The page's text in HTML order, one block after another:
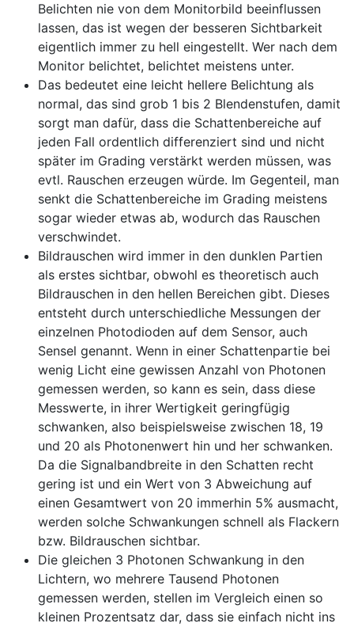
Belichten nie von dem Monitorbild beeinflussen
lassen, das ist wegen der besseren Sichtbarkeit
eigentlich immer zu hell eingestellt. Wer nach dem
Monitor belichtet, belichtet meistens unter.
Das bedeutet eine leicht hellere Belichtung als
normal, das sind grob 1 bis 2 Blendenstufen, damit
sorgt man dafür, dass die Schattenbereiche auf
jeden Fall ordentlich differenziert sind und nicht
später im Grading verstärkt werden müssen, was
evtl. Rauschen erzeugen würde. Im Gegenteil, man
senkt die Schattenbereiche im Grading meistens
sogar wieder etwas ab, wodurch das Rauschen
verschwindet.
Bildrauschen wird immer in den dunklen Partien
als erstes sichtbar, obwohl es theoretisch auch
Bildrauschen in den hellen Bereichen gibt. Dieses
entsteht durch unterschiedliche Messungen der
einzelnen Photodioden auf dem Sensor, auch
Sensel genannt. Wenn in einer Schattenpartie bei
wenig Licht eine gewissen Anzahl von Photonen
gemessen werden, so kann es sein, dass diese
Messwerte, in ihrer Wertigkeit geringfügig
schwanken, also beispielsweise zwischen 18, 19
und 20 als Photonenwert hin und her schwanken.
Da die Signalbandbreite in den Schatten recht
gering ist und ein Wert von 3 Abweichung auf
einen Gesamtwert von 20 immerhin 5% ausmacht,
werden solche Schwankungen schnell als Flackern
bzw. Bildrauschen sichtbar.
Die gleichen 3 Photonen Schwankung in den
Lichtern, wo mehrere Tausend Photonen
gemessen werden, stellen im Vergleich einen so
kleinen Prozentsatz dar, dass sie einfach nicht ins